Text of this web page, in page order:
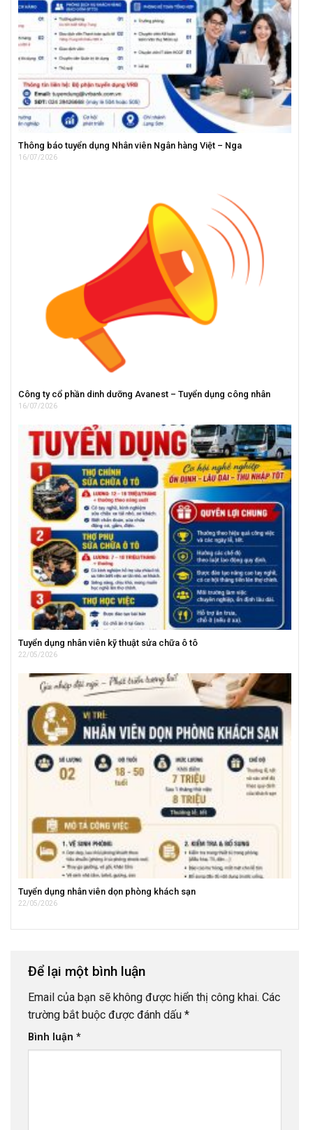
Thông báo tuyển dụng Nhân viên Ngân hàng Việt – Nga
16/07/2026
Công ty cổ phần dinh dưỡng Avanest – Tuyển dụng công nhân
16/07/2026
Tuyển dụng nhân viên kỹ thuật sửa chữa ô tô
22/05/2026
Tuyển dụng nhân viên dọn phòng khách sạn
22/05/2026
Để lại một bình luận
Email của bạn sẽ không được hiển thị công khai. Các
trường bắt buộc được đánh dấu *
Bình luận *